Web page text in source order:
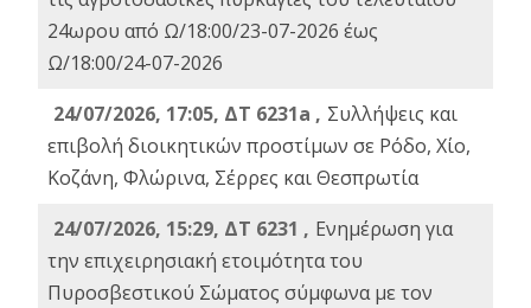
24ωρου από Ω/18:00/23-07-2026 έως
Ω/18:00/24-07-2026
24/07/2026, 17:05, ΔΤ 6231a , Συλλήψεις και
επιβολή διοικητικών προστίμων σε Ρόδο, Χίο,
Κοζάνη, Φλώρινα, Σέρρες και Θεσπρωτία
24/07/2026, 15:29, ΔΤ 6231 , Ενημέρωση για
την επιχειρησιακή ετοιμότητα του
Πυροσβεστικού Σώματος σύμφωνα με τον